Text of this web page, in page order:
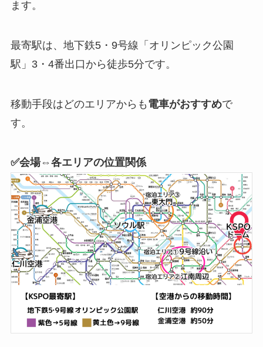
ます。
最寄駅は、地下鉄5・9号線「オリンピック公園
駅」3・4番出口から徒歩5分です。
移動手段はどのエリアからも 電車がおすすめで
す。
✅️会場⇔各エリアの位置関係